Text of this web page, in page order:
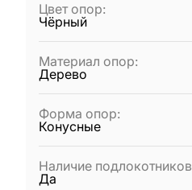
Цвет опор:
Чёрный
Материал опор:
Дерево
Форма опор:
Конусные
Наличие подлокотников
Да